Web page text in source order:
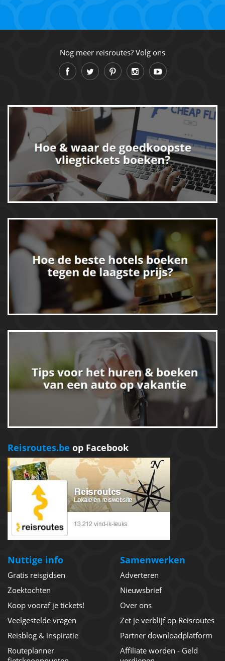
Nog meer reisroutes? Volg ons
Reisroutes.be op Facebook
Nuttige info
Gratis reisgidsen
Zoektochten
Koop vooraf je tickets!
Veelgestelde vragen
Reisblog & inspiratie
Routeplanner
Samenwerken
Adverteren
Nieuwsbrief
Over ons
Zet je verblijf op Reisroutes
Partner downloadplatform
Affiliate worden - Geld